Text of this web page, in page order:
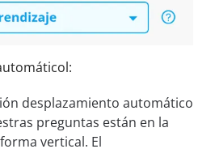
desplazamiento automático
preguntas están en la
vertical. El